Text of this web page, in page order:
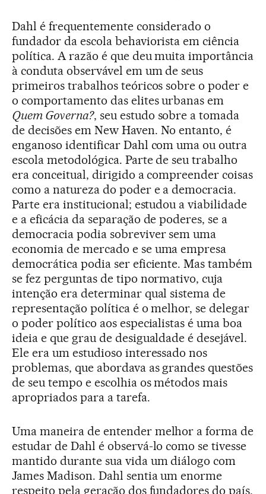
Dahl é frequentemente considerado o
fundador da escola behaviorista em ciência
política. A razão é que deu muita importância
à conduta observável em um de seus
primeiros trabalhos teóricos sobre o poder e
o comportamento das elites urbanas em
Quem Governa?, seu estudo sobre a tomada
de decisões em New Haven. No entanto, é
enganoso identificar Dahl com uma ou outra
escola metodológica. Parte de seu trabalho
era conceitual, dirigido a compreender coisas
como a natureza do poder e a democracia.
Parte era institucional; estudou a viabilidade
e a eficácia da separação de poderes, se a
democracia podia sobreviver sem uma
economia de mercado e se uma empresa
democrática podia ser eficiente. Mas também
se fez perguntas de tipo normativo, cuja
intenção era determinar qual sistema de
representação política é o melhor, se delegar
o poder político aos especialistas é uma boa
ideia e que grau de desigualdade é desejável.
Ele era um estudioso interessado nos
problemas, que abordava as grandes questões
de seu tempo e escolhia os métodos mais
apropriados para a tarefa.
Uma maneira de entender melhor a forma de
estudar de Dahl é observá-lo como se tivesse
mantido durante sua vida um diálogo com
James Madison. Dahl sentia um enorme
respeito pela geração dos fundadores do país.